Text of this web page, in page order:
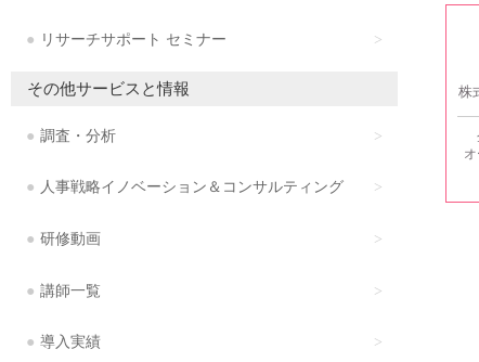
リサーチサポート セミナー
その他サービスと情報
調査・分析
人事戦略イノベーション＆コンサルティング
研修動画
講師一覧
導入実績
株